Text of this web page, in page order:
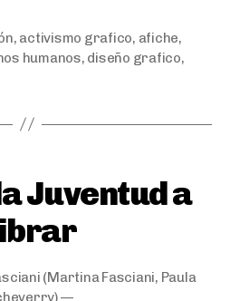
, activismo grafico, afiche,
humanos, diseño grafico,
Juventud a
(Martina Fasciani, Paula
—